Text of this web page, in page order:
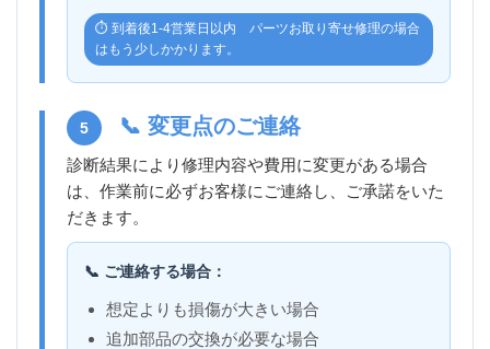
⏱️ 到着後1-4営業日以内 パーツお取り寄せ修理の場合
はもう少しかかります。
5 📞 変更点のご連絡
診断結果により修理内容や費用に変更がある場合
は、作業前に必ずお客様にご連絡し、ご承諾をいた
だきます。
📞 ご連絡する場合：
想定よりも損傷が大きい場合
追加部品の交換が必要な場合